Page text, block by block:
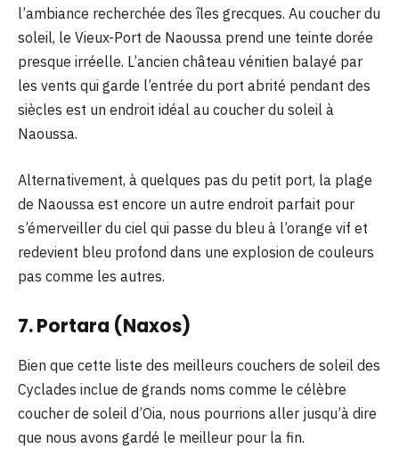
l’ambiance recherchée des îles grecques. Au coucher du
soleil, le Vieux-Port de Naoussa prend une teinte dorée
presque irréelle. L’ancien château vénitien balayé par
les vents qui garde l’entrée du port abrité pendant des
siècles est un endroit idéal au coucher du soleil à
Naoussa.
Alternativement, à quelques pas du petit port, la plage
de Naoussa est encore un autre endroit parfait pour
s’émerveiller du ciel qui passe du bleu à l’orange vif et
redevient bleu profond dans une explosion de couleurs
pas comme les autres.
7. Portara (Naxos)
Bien que cette liste des meilleurs couchers de soleil des
Cyclades inclue de grands noms comme le célèbre
coucher de soleil d’Oia, nous pourrions aller jusqu’à dire
que nous avons gardé le meilleur pour la fin.